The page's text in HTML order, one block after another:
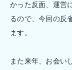
かった反面、運営
るので、今回の反
ます。
また来年、お会い